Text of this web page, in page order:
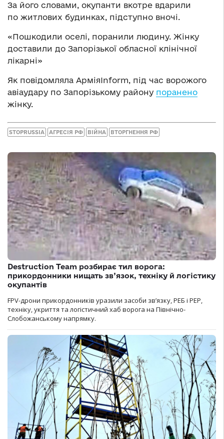
За його словами, окупанти вкотре вдарили
по житлових будинках, підступно вночі.
«Пошкодили оселі, поранили людину. Жінку
доставили до Запорізької обласної клінічної
лікарні»
Як повідомляла АрміяInform, під час ворожого
авіаудару по Запорізькому району поранено
жінку.
STOPRUSSIA АГРЕСІЯ РФ ВІЙНА ВТОРГНЕННЯ РФ
Destruction Team розбирає тил ворога:
прикордонники нищать зв’язок, техніку й логістику
окупантів
FPV-дрони прикордонників уразили засоби зв’язку, РЕБ і РЕР,
техніку, укриття та логістичний хаб ворога на Північно-
Слобожанському напрямку.